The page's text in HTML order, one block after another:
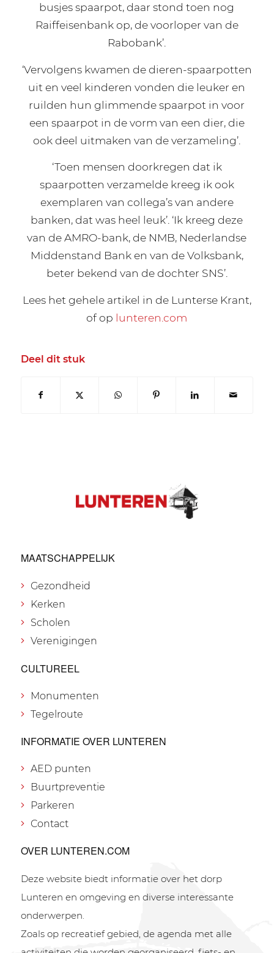
busjes spaarpot, daar stond toen nog
Raiffeisenbank op, de voorloper van de
Rabobank’.
‘Vervolgens kwamen de dieren-spaarpotten
uit en veel kinderen vonden die leuker en
ruilden hun glimmende spaarpot in voor
een spaarpot in de vorm van een dier, die
ook deel uitmaken van de verzameling’.
‘Toen mensen doorkregen dat ik
spaarpotten verzamelde kreeg ik ook
exemplaren van collega’s van andere
banken, dat was heel leuk’. ‘Ik kreeg deze
van de AMRO-bank, de NMB, Nederlandse
Middenstand Bank en van de Volksbank,
beter bekend van de dochter SNS’.
Lees het gehele artikel in de Lunterse Krant,
of op lunteren.com
Deel dit stuk
MAATSCHAPPELIJK
Gezondheid
Kerken
Scholen
Verenigingen
CULTUREEL
Monumenten
Tegelroute
INFORMATIE OVER LUNTEREN
AED punten
Buurtpreventie
Parkeren
Contact
OVER LUNTEREN.COM
Deze website biedt informatie over het dorp
Lunteren en omgeving en diverse interessante
onderwerpen.
Zoals op recreatief gebied, de agenda met alle